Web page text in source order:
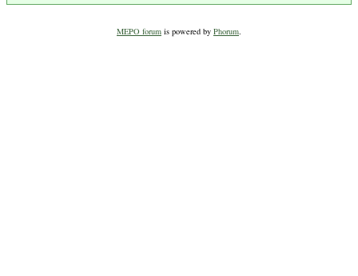
MEPO forum is powered by Phorum.